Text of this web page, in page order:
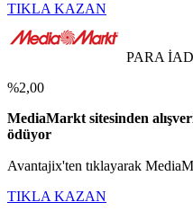
TIKLA KAZAN
PARA
%2,00
MediaMarkt sitesinden
ödüyor
Avantajix'ten tıklayarak
TIKLA KAZAN